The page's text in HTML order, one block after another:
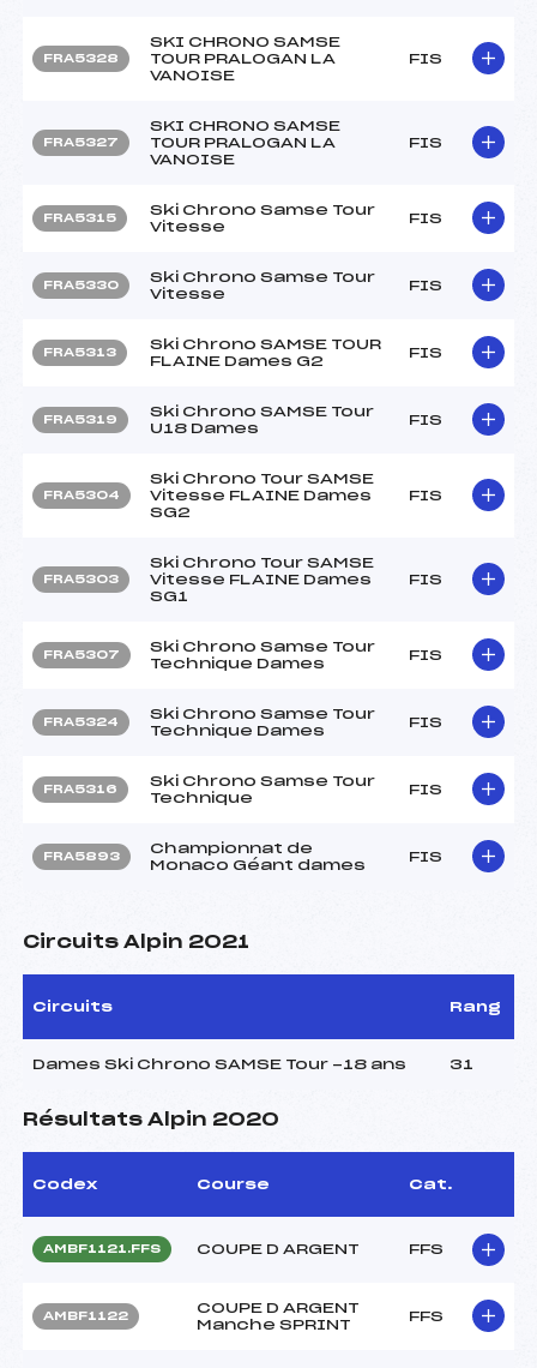
FRA5328
SKI CHRONO SAMSE
TOUR PRALOGAN LA
VANOISE
FIS
FRA5327
SKI CHRONO SAMSE
TOUR PRALOGAN LA
VANOISE
FIS
FRA5315
Ski Chrono Samse Tour
Vitesse
FIS
FRA5330
Ski Chrono Samse Tour
Vitesse
FIS
FRA5313
Ski Chrono SAMSE TOUR
FLAINE Dames G2
FIS
FRA5319
Ski Chrono SAMSE Tour
U18 Dames
FIS
FRA5304
Ski Chrono Tour SAMSE
Vitesse FLAINE Dames
SG2
FIS
FRA5303
Ski Chrono Tour SAMSE
Vitesse FLAINE Dames
SG1
FIS
FRA5307
Ski Chrono Samse Tour
Technique Dames
FIS
FRA5324
Ski Chrono Samse Tour
Technique Dames
FIS
FRA5316
Ski Chrono Samse Tour
Technique
FIS
FRA5893
Championnat de
Monaco Géant dames
FIS
Circuits Alpin 2021
Circuits Rang
Dames Ski Chrono SAMSE Tour -18 ans 31
Résultats Alpin 2020
Codex Course Cat.
AMBF1121.FFS COUPE D ARGENT FFS
AMBF1122
COUPE D ARGENT
Manche SPRINT
FFS